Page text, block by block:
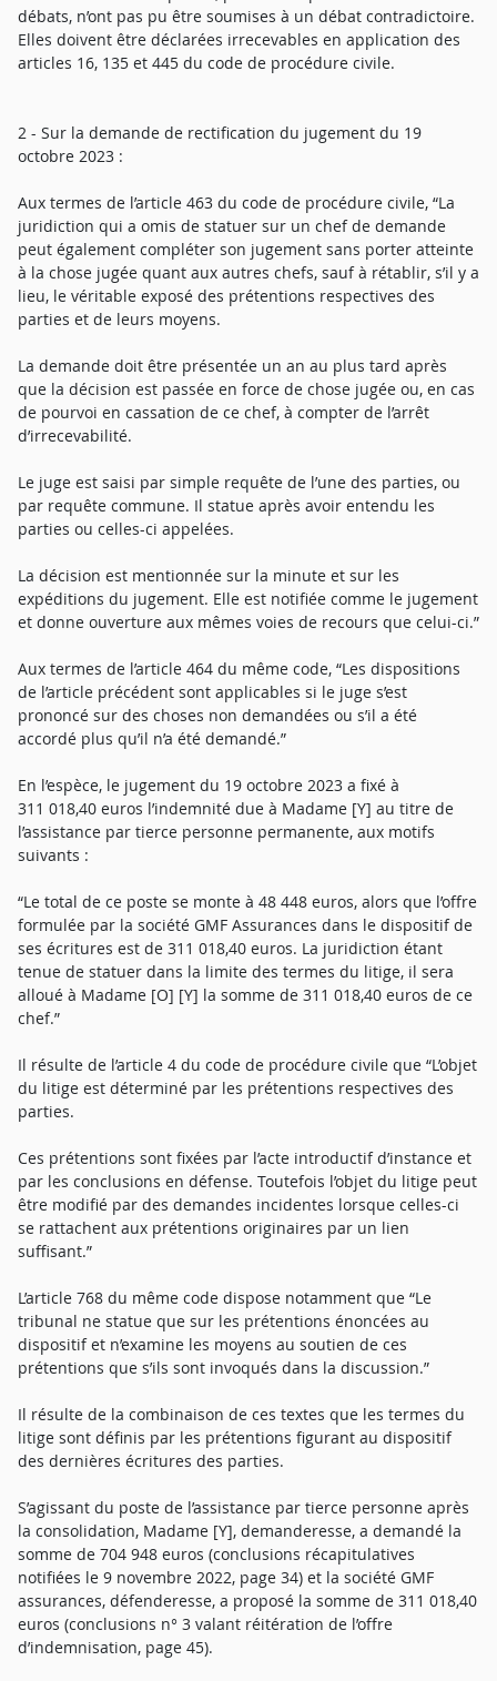
débats, n’ont pas pu être soumises à un débat contradictoire.
Elles doivent être déclarées irrecevables en application des
articles 16, 135 et 445 du code de procédure civile.
2 - Sur la demande de rectification du jugement du 19
octobre 2023 :
Aux termes de l’article 463 du code de procédure civile, “La
juridiction qui a omis de statuer sur un chef de demande
peut également compléter son jugement sans porter atteinte
à la chose jugée quant aux autres chefs, sauf à rétablir, s’il y a
lieu, le véritable exposé des prétentions respectives des
parties et de leurs moyens.
La demande doit être présentée un an au plus tard après
que la décision est passée en force de chose jugée ou, en cas
de pourvoi en cassation de ce chef, à compter de l’arrêt
d’irrecevabilité.
Le juge est saisi par simple requête de l’une des parties, ou
par requête commune. Il statue après avoir entendu les
parties ou celles-ci appelées.
La décision est mentionnée sur la minute et sur les
expéditions du jugement. Elle est notifiée comme le jugement
et donne ouverture aux mêmes voies de recours que celui-ci.”
Aux termes de l’article 464 du même code, “Les dispositions
de l’article précédent sont applicables si le juge s’est
prononcé sur des choses non demandées ou s’il a été
accordé plus qu’il n’a été demandé.”
En l’espèce, le jugement du 19 octobre 2023 a fixé à
311 018,40 euros l’indemnité due à Madame [Y] au titre de
l’assistance par tierce personne permanente, aux motifs
suivants :
“Le total de ce poste se monte à 48 448 euros, alors que l’offre
formulée par la société GMF Assurances dans le dispositif de
ses écritures est de 311 018,40 euros. La juridiction étant
tenue de statuer dans la limite des termes du litige, il sera
alloué à Madame [O] [Y] la somme de 311 018,40 euros de ce
chef.”
Il résulte de l’article 4 du code de procédure civile que “L’objet
du litige est déterminé par les prétentions respectives des
parties.
Ces prétentions sont fixées par l’acte introductif d’instance et
par les conclusions en défense. Toutefois l’objet du litige peut
être modifié par des demandes incidentes lorsque celles-ci
se rattachent aux prétentions originaires par un lien
suffisant.”
L’article 768 du même code dispose notamment que “Le
tribunal ne statue que sur les prétentions énoncées au
dispositif et n’examine les moyens au soutien de ces
prétentions que s’ils sont invoqués dans la discussion.”
Il résulte de la combinaison de ces textes que les termes du
litige sont définis par les prétentions figurant au dispositif
des dernières écritures des parties.
S’agissant du poste de l’assistance par tierce personne après
la consolidation, Madame [Y], demanderesse, a demandé la
somme de 704 948 euros (conclusions récapitulatives
notifiées le 9 novembre 2022, page 34) et la société GMF
assurances, défenderesse, a proposé la somme de 311 018,40
euros (conclusions n° 3 valant réitération de l’offre
d’indemnisation, page 45).